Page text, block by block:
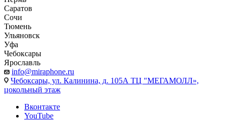
Саратов
Сочи
Тюмень
Ульяновск
Уфа
Чебоксары
Ярославль
info@miraphone.ru
Чебоксары, ул. Калинина, д. 105А ТЦ "МЕГАМОЛЛ»,
цокольный этаж
Вконтакте
YouTube